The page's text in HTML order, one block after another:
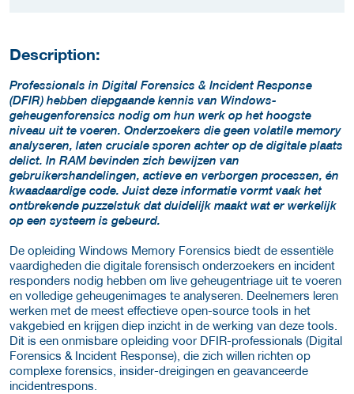
Description:
Professionals in Digital Forensics & Incident Response
(DFIR) hebben diepgaande kennis van Windows-
geheugenforensics nodig om hun werk op het hoogste
niveau uit te voeren. Onderzoekers die geen volatile memory
analyseren, laten cruciale sporen achter op de digitale plaats
delict. In RAM bevinden zich bewijzen van
gebruikershandelingen, actieve en verborgen processen, én
kwaadaardige code. Juist deze informatie vormt vaak het
ontbrekende puzzelstuk dat duidelijk maakt wat er werkelijk
op een systeem is gebeurd.
De opleiding Windows Memory Forensics biedt de essentiële
vaardigheden die digitale forensisch onderzoekers en incident
responders nodig hebben om live geheugen­triage uit te voeren
en volledige geheugenimages te analyseren. Deelnemers leren
werken met de meest effectieve open-source tools in het
vakgebied en krijgen diep inzicht in de werking van deze tools.
Dit is een onmisbare opleiding voor DFIR-professionals (Digital
Forensics & Incident Response), die zich willen richten op
complexe forensics, insider-dreigingen en geavanceerde
incidentrespons.